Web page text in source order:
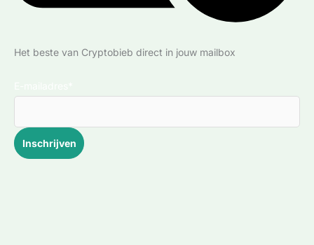
Het beste van Cryptobieb direct in jouw mailbox